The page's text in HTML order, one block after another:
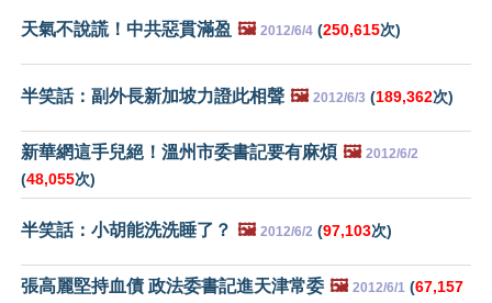
天氣不說謊！中共惡貫滿盈 🖼️ 2012/6/4 (250,615次)
半笑話：副外長新加坡力證此相聲 🖼️ 2012/6/3 (189,362次)
新華網這手兒絕！溫州市委書記要有麻煩 🖼️ 2012/6/2
(48,055次)
半笑話：小胡能洗洗睡了？ 🖼️ 2012/6/2 (97,103次)
張高麗堅持血債 政法委書記進天津常委 🖼️ 2012/6/1 (67,157